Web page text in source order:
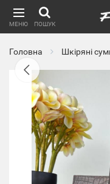
МЕНЮ ПОШУК
Головна Шкіряні